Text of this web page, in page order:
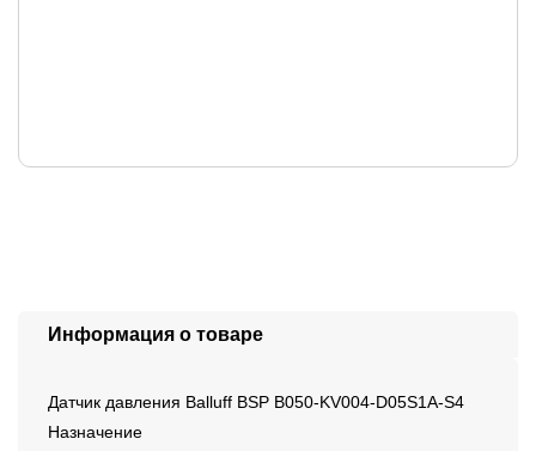
Информация о товаре
Датчик давления Balluff BSP B050-KV004-D05S1A-S4
Назначение